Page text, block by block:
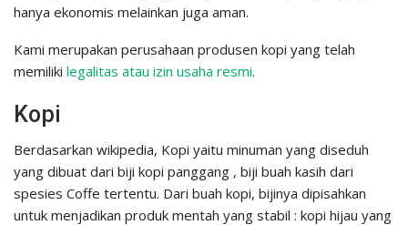
hanya ekonomis melainkan juga aman.
Kami merupakan perusahaan produsen kopi yang telah
memiliki legalitas atau izin usaha resmi.
Kopi
Berdasarkan wikipedia, Kopi yaitu minuman yang diseduh
yang dibuat dari biji kopi panggang , biji buah kasih dari
spesies Coffe tertentu. Dari buah kopi, bijinya dipisahkan
untuk menjadikan produk mentah yang stabil : kopi hijau yang